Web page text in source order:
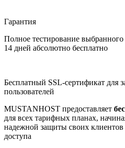
Гарантия
Полное тестирование
14 дней абсолютно бесплатно
Бесплатный SSL-сертификат для
пользователей
MUSTANHOST предоставляет
для всех тарифных планах,
надежной защиты своих
доступа